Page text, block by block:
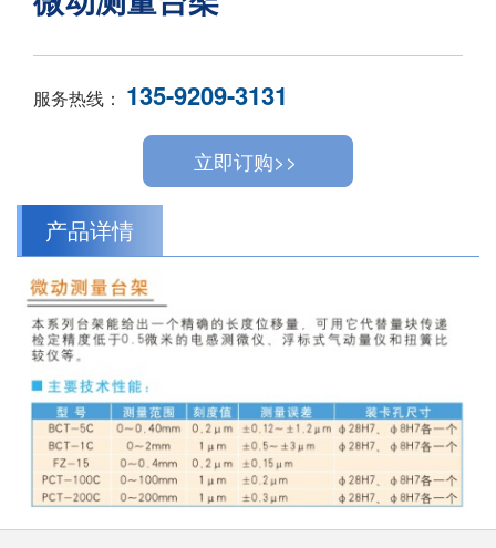
服务热线： 135-9209-3131
立即订购>>
产品详情